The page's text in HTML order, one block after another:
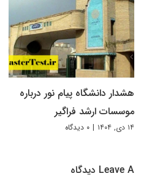
هشدار دانشگاه پیام نور درباره
موسسات ارشد فراگیر
۱۴ دی, ۱۴۰۴ | ۰ دیدگاه
Leave A دیدگاه